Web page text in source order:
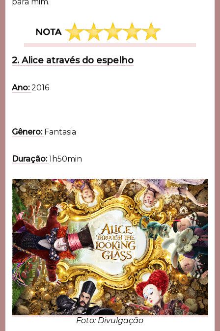
para mim.
2. Alice através do espelho
Ano:2016
Gênero: Fantasia
Duração:1h50min
Foto: Divulgação